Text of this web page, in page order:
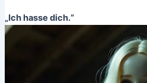
„Ich hasse dich.“